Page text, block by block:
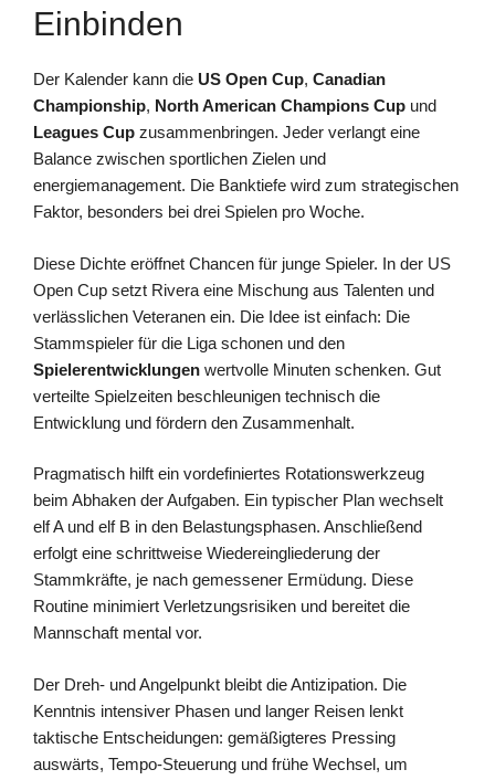
Einbinden
Der Kalender kann die US Open Cup, Canadian
Championship, North American Champions Cup und
Leagues Cup zusammenbringen. Jeder verlangt eine
Balance zwischen sportlichen Zielen und
energiemanagement. Die Banktiefe wird zum strategischen
Faktor, besonders bei drei Spielen pro Woche.
Diese Dichte eröffnet Chancen für junge Spieler. In der US
Open Cup setzt Rivera eine Mischung aus Talenten und
verlässlichen Veteranen ein. Die Idee ist einfach: Die
Stammspieler für die Liga schonen und den
Spielerentwicklungen wertvolle Minuten schenken. Gut
verteilte Spielzeiten beschleunigen technisch die
Entwicklung und fördern den Zusammenhalt.
Pragmatisch hilft ein vordefiniertes Rotationswerkzeug
beim Abhaken der Aufgaben. Ein typischer Plan wechselt
elf A und elf B in den Belastungsphasen. Anschließend
erfolgt eine schrittweise Wiedereingliederung der
Stammkräfte, je nach gemessener Ermüdung. Diese
Routine minimiert Verletzungsrisiken und bereitet die
Mannschaft mental vor.
Der Dreh- und Angelpunkt bleibt die Antizipation. Die
Kenntnis intensiver Phasen und langer Reisen lenkt
taktische Entscheidungen: gemäßigteres Pressing
auswärts, Tempo-Steuerung und frühe Wechsel, um